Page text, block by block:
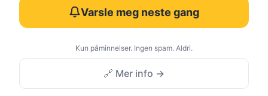
Varsle meg neste gang
Kun påminnelser. Ingen spam. Aldri.
🔗 Mer info →